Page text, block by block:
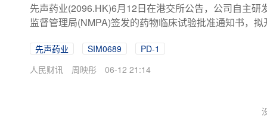
先声药业(2096.HK)6月12日在港交所公告，公司自主
监督管理局(NMPA)签发的药物临床试验批准通知书，
先声药业 SIM0689
PD-1
人民财讯
周映彤 06-12 21:14